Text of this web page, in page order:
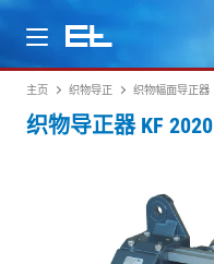
产品
主页 织物导正 织物幅面导正器
织物导正器 KF 2020